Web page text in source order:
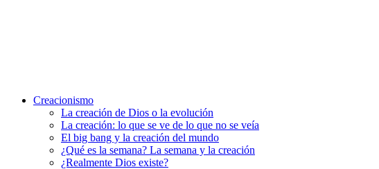
Creacionismo
La creación de Dios o la evolución
La creación: lo que se ve de lo que no se veía
El big bang y la creación del mundo
¿Qué es la semana? La semana y la creación
¿Realmente Dios existe?